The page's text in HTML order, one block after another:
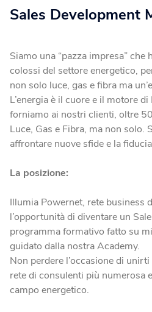
Fotovoltaico
Climatizzatori
Soluzioni efficienti per un
Fotovoltaico da balcone
Produci energia energia
Caldaie
Calore ed efficienza in
Blog
Sales Development
Siamo una “pazza impresa” che
colossi del settore energetico,
non solo luce, gas e fibra ma
L’energia è il cuore e il motore
forniamo ai nostri clienti, oltre
Luce, Gas e Fibra, ma non solo.
affrontare nuove sfide e la
La posizione:
Illumia Powernet, rete business
l’opportunità di diventare un
programma formativo fatto su
guidato dalla nostra Academy.
Non perdere l’occasione di
rete di consulenti più numerosa
campo energetico.